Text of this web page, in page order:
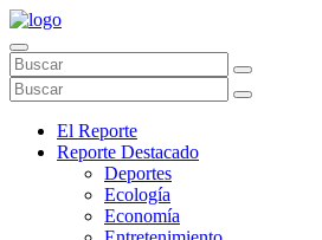
El Reporte
Reporte Destacado
Deportes
Ecología
Economía